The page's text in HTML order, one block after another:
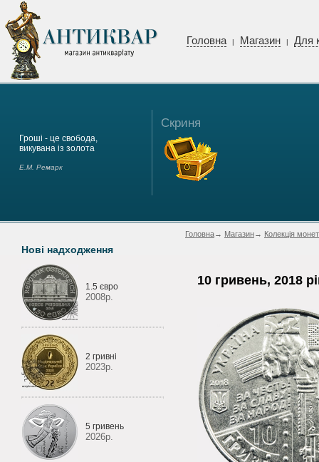
Головна | Магазин | Для
Гроші - це свобода,
викувана із золота
Е.М. Ремарк
Скриня
Нові надходження
1.5 євро
2008р.
2 гривні
2023р.
5 гривень
2026р.
Головна→ Магазин→ Колекція монет
10 гривень, 2018